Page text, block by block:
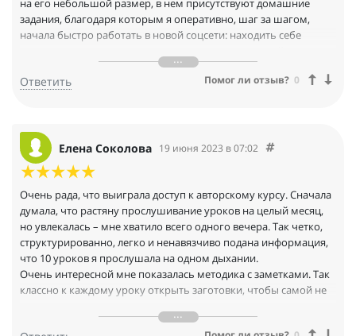
на его небольшой размер, в нем присутствуют домашние
задания, благодаря которым я оперативно, шаг за шагом,
начала быстро работать в новой соцсети: находить себе
Спасибо автору за материал! Буду начать активно штурмовать
площадку TenChat!
Ответить Помог ли отзыв? 0
Елена Соколова 19 июня 2023 в 07:02
Очень рада, что выиграла доступ к авторскому курсу. Сначала
думала, что растяну прослушивание уроков на целый месяц,
но увлекалась – мне хватило всего одного вечера. Так четко,
структурированно, легко и ненавязчиво подана информация,
что 10 уроков я прослушала на одном дыхании.
Очень интересной мне показалась методика с заметками. Так
классно к каждому уроку открыть заготовки, чтобы самой не
Некоторые рекомендации я уже успела применить в своем